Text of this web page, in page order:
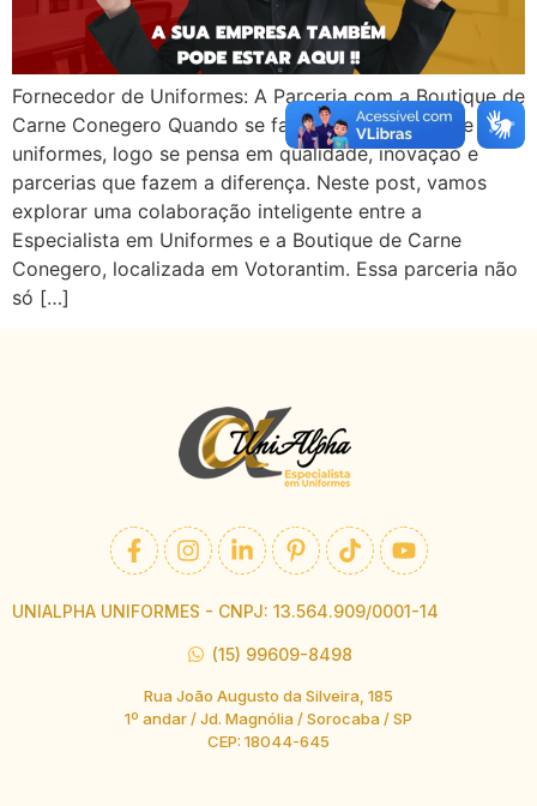
Fornecedor de Uniformes: A Parceria com a Boutique de
Carne Conegero Quando se fala em fornecedor de
uniformes, logo se pensa em qualidade, inovação e
parcerias que fazem a diferença. Neste post, vamos
explorar uma colaboração inteligente entre a
Especialista em Uniformes e a Boutique de Carne
Conegero, localizada em Votorantim. Essa parceria não
só […]
UNIALPHA UNIFORMES - CNPJ: 13.564.909/0001-14
(15) 99609-8498
Rua João Augusto da Silveira, 185
1º andar / Jd. Magnólia / Sorocaba / SP
CEP: 18044-645